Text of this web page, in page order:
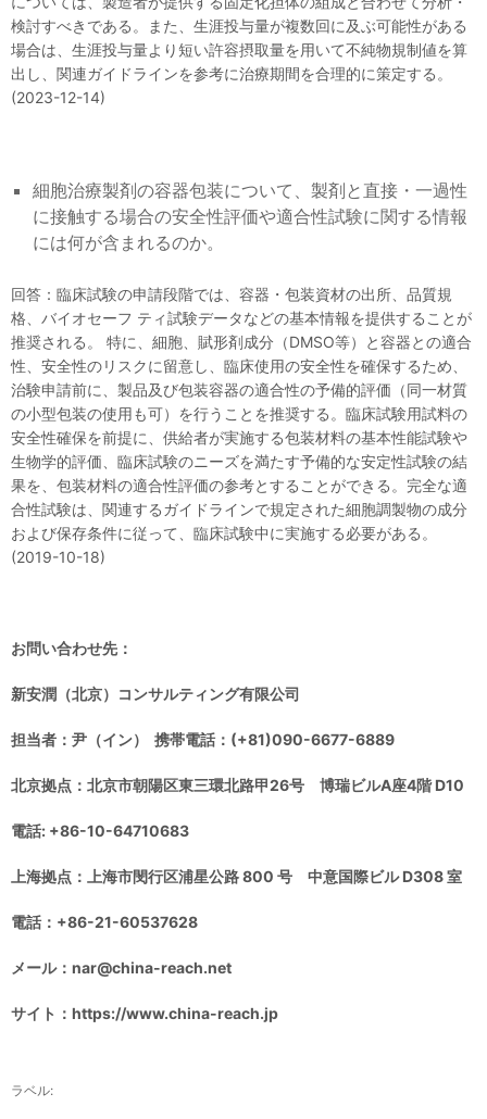
検討すべきである。また、生涯投与量が複数回に及ぶ可能性がある
場合は、生涯投与量より短い許容摂取量を用いて不純物規制値を算
出し、関連ガイドラインを参考に治療期間を合理的に策定する。
(2023-12-14)
細胞治療製剤の容器包装について、製剤と直接・一過性
に接触する場合の安全性評価や適合性試験に関する情報
には何が含まれるのか。
回答：臨床試験の申請段階では、容器・包装資材の出所、品質規
格、バイオセーフ ティ試験データなどの基本情報を提供することが
推奨される。 特に、細胞、賦形剤成分（DMSO等）と容器との適合
性、安全性のリスクに留意し、臨床使用の安全性を確保するため、
治験申請前に、製品及び包装容器の適合性の予備的評価（同一材質
の小型包装の使用も可）を行うことを推奨する。臨床試験用試料の
安全性確保を前提に、供給者が実施する包装材料の基本性能試験や
生物学的評価、臨床試験のニーズを満たす予備的な安定性試験の結
果を、包装材料の適合性評価の参考とすることができる。完全な適
合性試験は、関連するガイドラインで規定された細胞調製物の成分
および保存条件に従って、臨床試験中に実施する必要がある。
(2019-10-18)
お問い合わせ先：
新安潤（北京）コンサルティング有限公司
担当者：尹（イン） 携帯電話：(+81)090-6677-6889
北京拠点：北京市朝陽区東三環北路甲26号 博瑞ビルA座4階 D10
電話: +86-10-64710683
上海拠点：上海市閔行区浦星公路 800 号 中意国際ビル D308 室
電話：+86-21-60537628
メール：nar@china-reach.net
サイト：https://www.china-reach.jp
ラベル: